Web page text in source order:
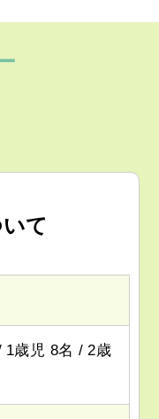
て
歳児 8名 / 2歳